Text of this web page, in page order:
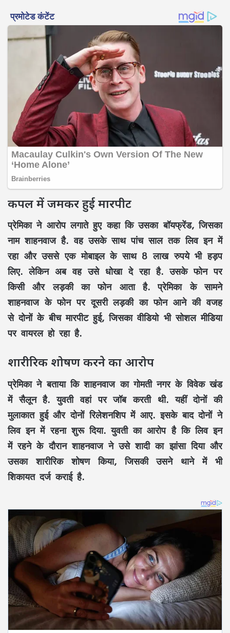
कपल में जमकर हुई मारपीट
प्रेमिका ने आरोप लगाते हुए कहा कि उसका बॉयफ्रेंड, जिसका
नाम शाहनवाज है. वह उसके साथ पांच साल तक लिव इन में
रहा और उससे एक मोबाइल के साथ 8 लाख रुपये भी हड़प
लिए. लेकिन अब वह उसे धोखा दे रहा है. उसके फोन पर
किसी और लड़की का फोन आता है. प्रेमिका के सामने
शाहनवाज के फोन पर दूसरी लड़की का फोन आने की वजह
से दोनों के बीच मारपीट हुई, जिसका वीडियो भी सोशल मीडिया
पर वायरल हो रहा है.
शारीरिक शोषण करने का आरोप
प्रेमिका ने बताया कि शाहनवाज का गोमती नगर के विवेक खंड
में सैलून है. युवती वहां पर जॉब करती थी. यहीं दोनों की
मुलाकात हुई और दोनों रिलेशनशिप में आए. इसके बाद दोनों ने
लिव इन में रहना शुरू दिया. युवती का आरोप है कि लिव इन
में रहने के दौरान शाहनवाज ने उसे शादी का झांसा दिया और
उसका शारीरिक शोषण किया, जिसकी उसने थाने में भी
शिकायत दर्ज कराई है.